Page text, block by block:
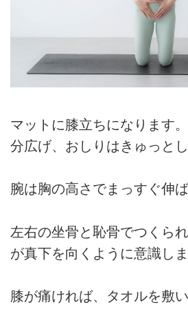
マットに膝立ちになります
分広げ、おしりはきゅっとし
腕は胸の高さでまっすぐ伸ば
左右の坐骨と恥骨でつくら
が真下を向くように意識しま
膝が痛ければ、タオルを敷